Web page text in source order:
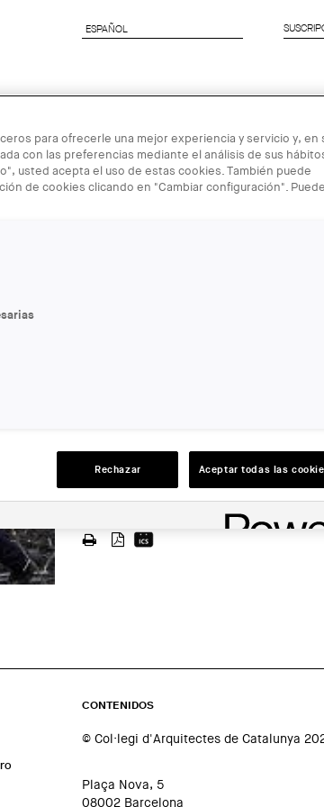
ESPAÑOL
ESPAÑOL
World Press
internacional
LUGAR:
Barcelona
CONTENIDOS
© Col·legi d'Arquitectes de Catalunya
Plaça Nova, 5
08002 Barcelona
para ofrecerle una mejor experiencia y servicio y, en
con las preferencias mediante el análisis de sus
usted acepta el uso de estas cookies. También puede
de cookies clicando en "Cambiar configuración". Puede
Rechazar Aceptar todas las